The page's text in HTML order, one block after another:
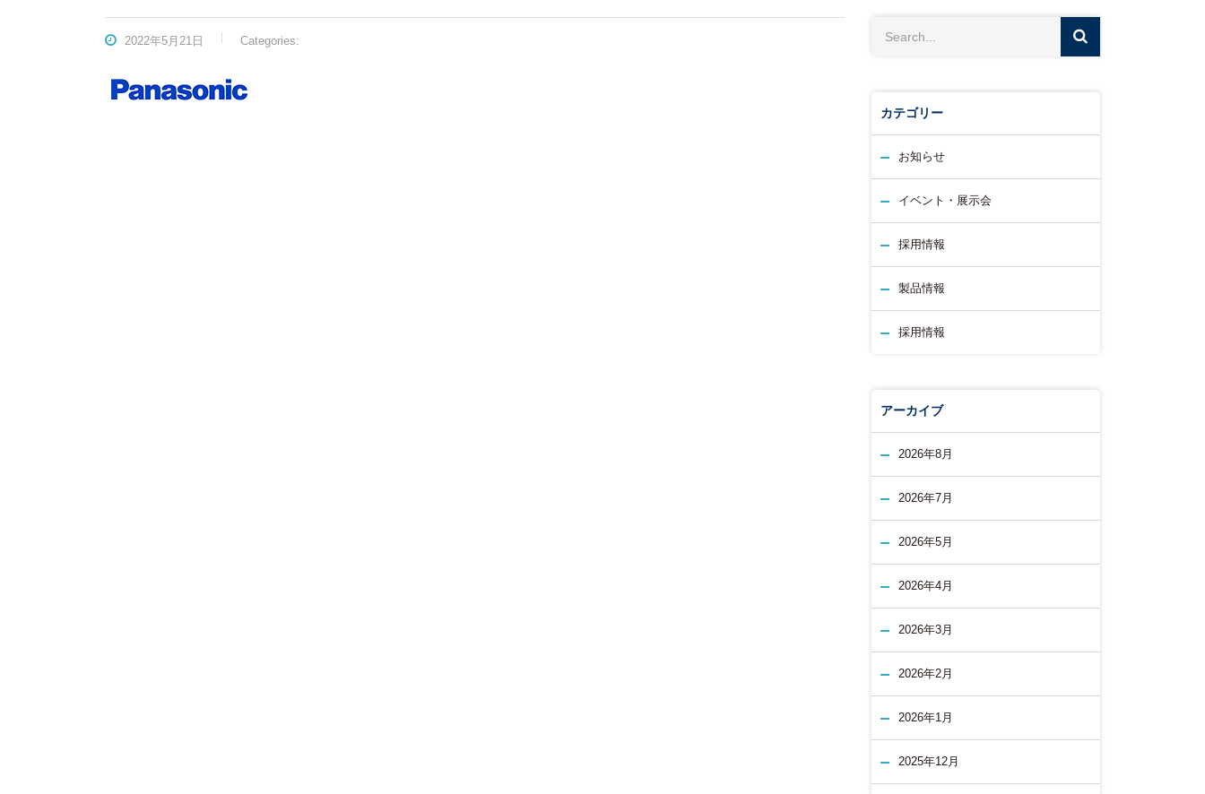
2022年5月21日 Categories:
カテゴリー
お知らせ
イベント・展示会
採用情報
製品情報
採用情報
アーカイブ
2026年8月
2026年7月
2026年5月
2026年4月
2026年3月
2026年2月
2026年1月
2025年12月